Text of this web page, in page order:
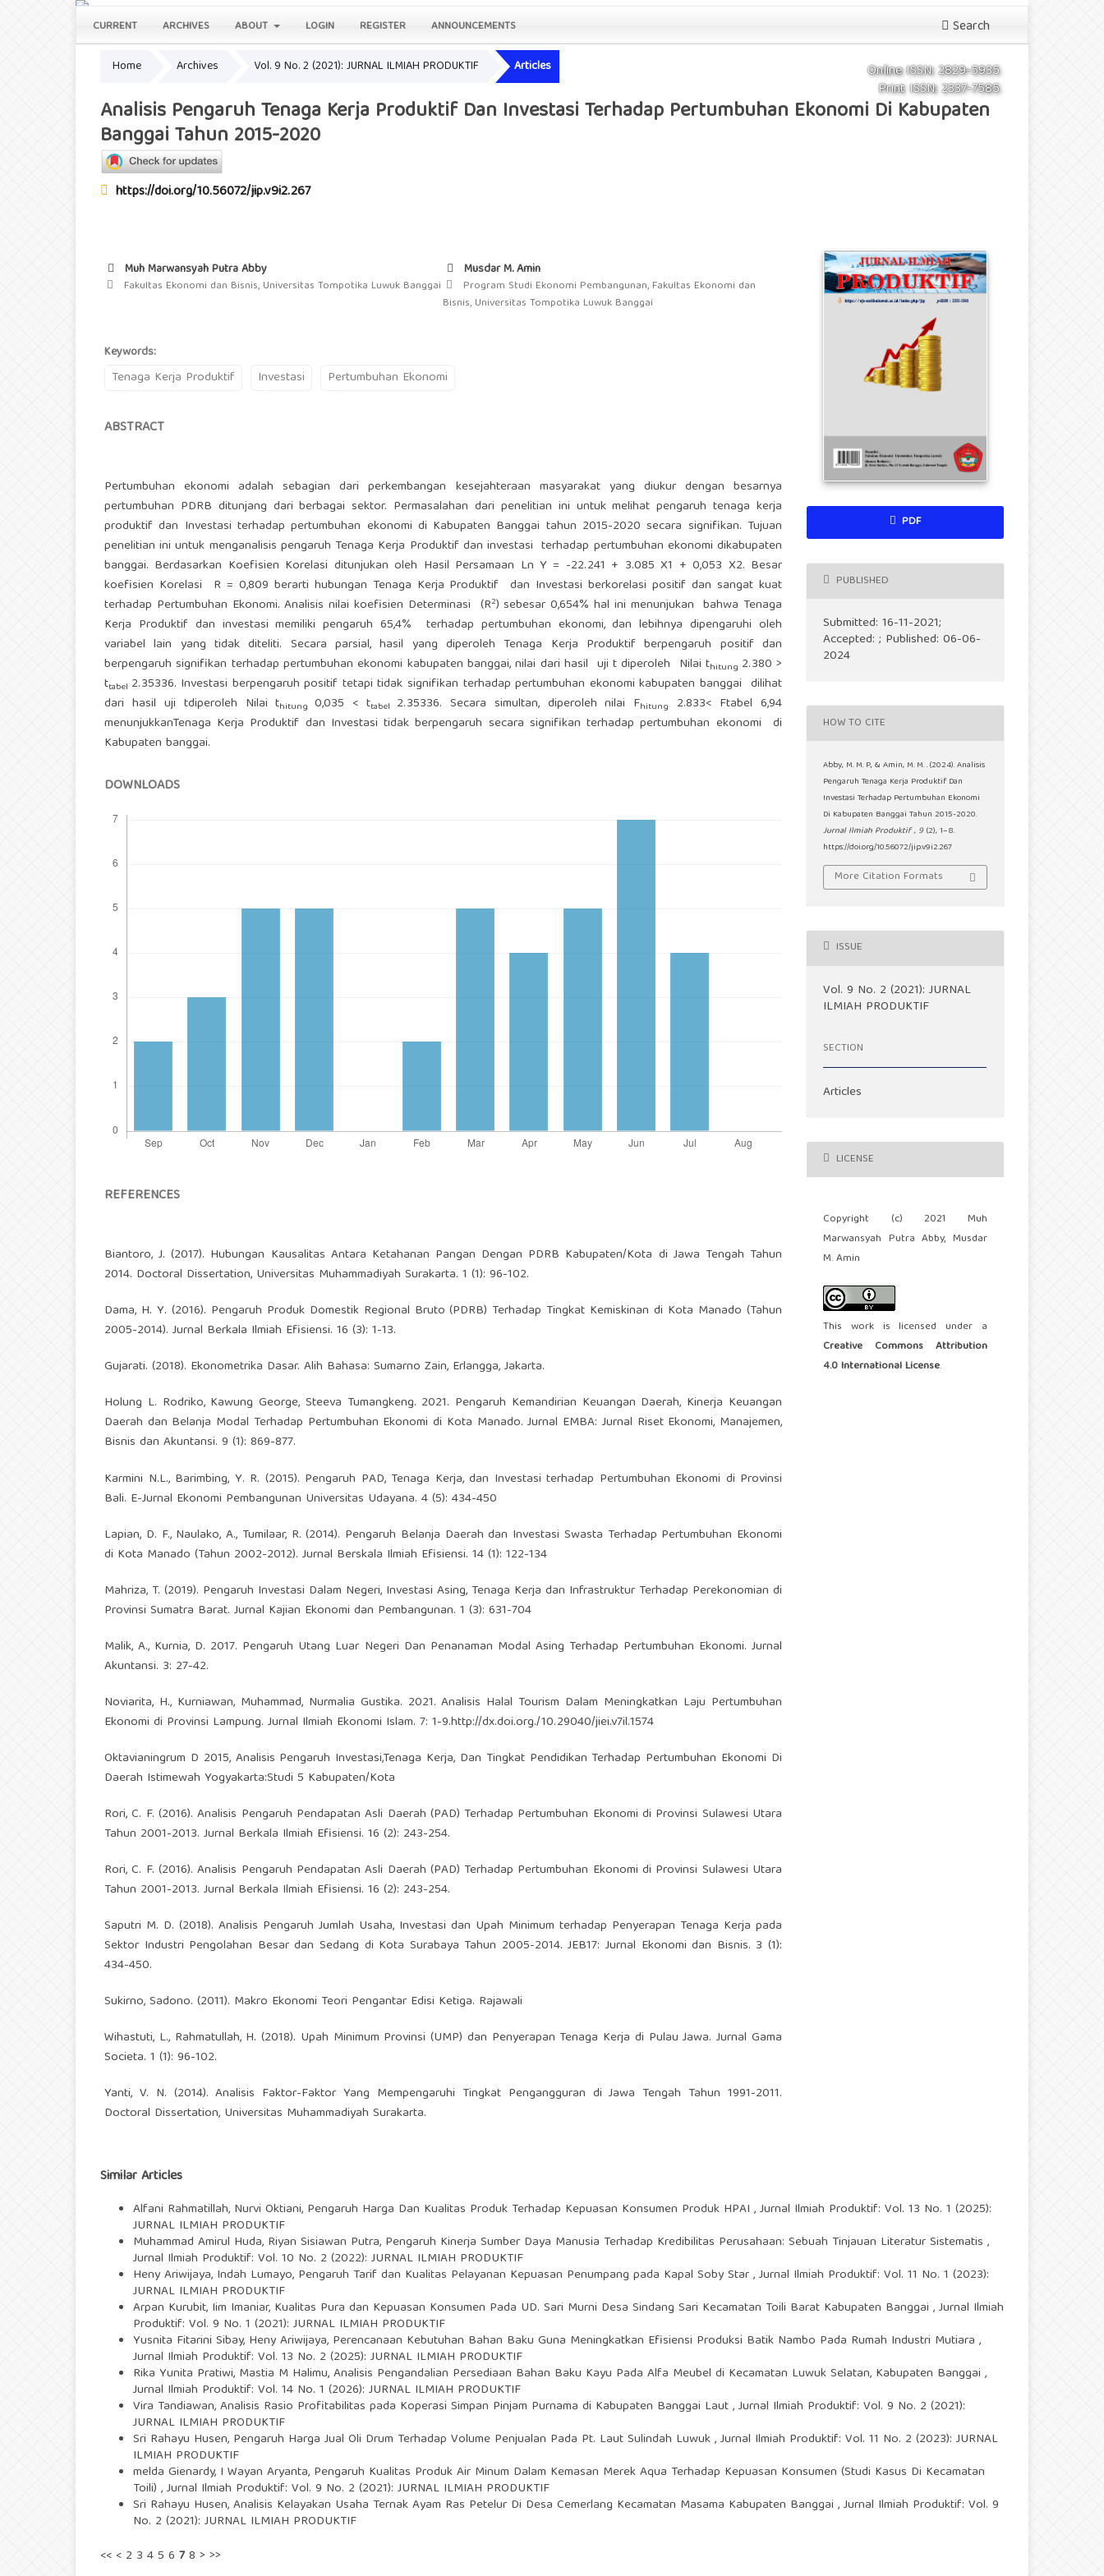
Online ISSN: 2829-5935
Print ISSN: 2337-7585
CURRENT ARCHIVES ABOUT LOGIN REGISTER ANNOUNCEMENTS Search
Home Archives Vol. 9 No. 2 (2021): JURNAL ILMIAH PRODUKTIF Articles
Analisis Pengaruh Tenaga Kerja Produktif Dan Investasi Terhadap Pertumbuhan Ekonomi Di Kabupaten
Banggai Tahun 2015-2020
https://doi.org/10.56072/jip.v9i2.267
Muh Marwansyah Putra Abby
Fakultas Ekonomi dan Bisnis, Universitas Tompotika Luwuk Banggai
Musdar M. Amin
Program Studi Ekonomi Pembangunan, Fakultas Ekonomi dan
Bisnis, Universitas Tompotika Luwuk Banggai
Keywords:
Tenaga Kerja Produktif Investasi Pertumbuhan Ekonomi
ABSTRACT
Pertumbuhan ekonomi adalah sebagian dari perkembangan kesejahteraan masyarakat yang diukur dengan besarnya
pertumbuhan PDRB ditunjang dari berbagai sektor. Permasalahan dari penelitian ini untuk melihat pengaruh tenaga kerja
produktif dan Investasi terhadap pertumbuhan ekonomi di Kabupaten Banggai tahun 2015-2020 secara signifikan. Tujuan
penelitian ini untuk menganalisis pengaruh Tenaga Kerja Produktif dan investasi terhadap pertumbuhan ekonomi dikabupaten
banggai. Berdasarkan Koefisien Korelasi ditunjukan oleh Hasil Persamaan Ln Y = -22.241 + 3.085 X1 + 0,053 X2. Besar
koefisien Korelasi R = 0,809 berarti hubungan Tenaga Kerja Produktif dan Investasi berkorelasi positif dan sangat kuat
terhadap Pertumbuhan Ekonomi. Analisis nilai koefisien Determinasi (R2) sebesar 0,654% hal ini menunjukan bahwa Tenaga
Kerja Produktif dan investasi memiliki pengaruh 65,4% terhadap pertumbuhan ekonomi, dan lebihnya dipengaruhi oleh
variabel lain yang tidak diteliti. Secara parsial, hasil yang diperoleh Tenaga Kerja Produktif berpengaruh positif dan
berpengaruh signifikan terhadap pertumbuhan ekonomi kabupaten banggai, nilai dari hasil uji t diperoleh Nilai thitung 2.380 >
ttabel 2.35336. Investasi berpengaruh positif tetapi tidak signifikan terhadap pertumbuhan ekonomi kabupaten banggai dilihat
dari hasil uji tdiperoleh Nilai thitung0,035 < ttabel 2.35336. Secara simultan, diperoleh nilai Fhitung 2.833< Ftabel 6,94
menunjukkanTenaga Kerja Produktif dan Investasi tidak berpengaruh secara signifikan terhadap pertumbuhan ekonomi di
Kabupaten banggai.
DOWNLOADS
REFERENCES
Biantoro, J. (2017). Hubungan Kausalitas Antara Ketahanan Pangan Dengan PDRB Kabupaten/Kota di Jawa Tengah Tahun
2014. Doctoral Dissertation, Universitas Muhammadiyah Surakarta. 1 (1): 96-102.
Dama, H. Y. (2016). Pengaruh Produk Domestik Regional Bruto (PDRB) Terhadap Tingkat Kemiskinan di Kota Manado (Tahun
2005-2014). Jurnal Berkala Ilmiah Efisiensi. 16 (3): 1-13.
Gujarati. (2018). Ekonometrika Dasar. Alih Bahasa: Sumarno Zain, Erlangga, Jakarta.
Holung L. Rodriko, Kawung George, Steeva Tumangkeng. 2021. Pengaruh Kemandirian Keuangan Daerah, Kinerja Keuangan
Daerah dan Belanja Modal Terhadap Pertumbuhan Ekonomi di Kota Manado. Jurnal EMBA: Jurnal Riset Ekonomi, Manajemen,
Bisnis dan Akuntansi. 9 (1): 869-877.
Karmini N.L., Barimbing, Y. R. (2015). Pengaruh PAD, Tenaga Kerja, dan Investasi terhadap Pertumbuhan Ekonomi di Provinsi
Bali. E-Jurnal Ekonomi Pembangunan Universitas Udayana. 4 (5): 434-450
Lapian, D. F., Naulako, A., Tumilaar, R. (2014). Pengaruh Belanja Daerah dan Investasi Swasta Terhadap Pertumbuhan Ekonomi
di Kota Manado (Tahun 2002-2012). Jurnal Berskala Ilmiah Efisiensi. 14 (1): 122-134
Mahriza, T. (2019). Pengaruh Investasi Dalam Negeri, Investasi Asing, Tenaga Kerja dan Infrastruktur Terhadap Perekonomian di
Provinsi Sumatra Barat. Jurnal Kajian Ekonomi dan Pembangunan. 1 (3): 631-704
Malik, A., Kurnia, D. 2017. Pengaruh Utang Luar Negeri Dan Penanaman Modal Asing Terhadap Pertumbuhan Ekonomi. Jurnal
Akuntansi. 3: 27-42.
Noviarita, H., Kurniawan, Muhammad, Nurmalia Gustika. 2021. Analisis Halal Tourism Dalam Meningkatkan Laju Pertumbuhan
Ekonomi di Provinsi Lampung. Jurnal Ilmiah Ekonomi Islam. 7: 1-9.http://dx.doi.org./10.29040/jiei.v7il.1574
Oktavianingrum D 2015, Analisis Pengaruh Investasi,Tenaga Kerja, Dan Tingkat Pendidikan Terhadap Pertumbuhan Ekonomi Di
Daerah Istimewah Yogyakarta:Studi 5 Kabupaten/Kota
Rori, C. F. (2016). Analisis Pengaruh Pendapatan Asli Daerah (PAD) Terhadap Pertumbuhan Ekonomi di Provinsi Sulawesi Utara
Tahun 2001-2013. Jurnal Berkala Ilmiah Efisiensi. 16 (2): 243-254.
Rori, C. F. (2016). Analisis Pengaruh Pendapatan Asli Daerah (PAD) Terhadap Pertumbuhan Ekonomi di Provinsi Sulawesi Utara
Tahun 2001-2013. Jurnal Berkala Ilmiah Efisiensi. 16 (2): 243-254.
Saputri M. D. (2018). Analisis Pengaruh Jumlah Usaha, Investasi dan Upah Minimum terhadap Penyerapan Tenaga Kerja pada
Sektor Industri Pengolahan Besar dan Sedang di Kota Surabaya Tahun 2005-2014. JEB17: Jurnal Ekonomi dan Bisnis. 3 (1):
434-450.
Sukirno, Sadono. (2011). Makro Ekonomi Teori Pengantar Edisi Ketiga. Rajawali
Wihastuti, L., Rahmatullah, H. (2018). Upah Minimum Provinsi (UMP) dan Penyerapan Tenaga Kerja di Pulau Jawa. Jurnal Gama
Societa. 1 (1): 96-102.
Yanti, V. N. (2014). Analisis Faktor-Faktor Yang Mempengaruhi Tingkat Pengangguran di Jawa Tengah Tahun 1991-2011.
Doctoral Dissertation, Universitas Muhammadiyah Surakarta.
PDF
PUBLISHED
Submitted: 16-11-2021;
Accepted: ; Published: 06-06-
2024
HOW TO CITE
Abby, M. M. P., & Amin, M. M. . (2024). Analisis
Pengaruh Tenaga Kerja Produktif Dan
Investasi Terhadap Pertumbuhan Ekonomi
Di Kabupaten Banggai Tahun 2015-2020.
Jurnal Ilmiah Produktif , 9 (2), 1–8.
https://doi.org/10.56072/jip.v9i2.267
More Citation Formats
ISSUE
Vol. 9 No. 2 (2021): JURNAL
ILMIAH PRODUKTIF
SECTION
Articles
LICENSE
Copyright (c) 2021 Muh
Marwansyah Putra Abby, Musdar
M. Amin
This work is licensed under a
Creative Commons Attribution
4.0 International License.
Similar Articles
Alfani Rahmatillah, Nurvi Oktiani, Pengaruh Harga Dan Kualitas Produk Terhadap Kepuasan Konsumen Produk HPAI ,Jurnal Ilmiah Produktif: Vol. 13 No. 1 (2025):
JURNAL ILMIAH PRODUKTIF
Muhammad Amirul Huda, Riyan Sisiawan Putra, Pengaruh Kinerja Sumber Daya Manusia Terhadap Kredibilitas Perusahaan: Sebuah Tinjauan Literatur Sistematis ,
Jurnal Ilmiah Produktif: Vol. 10 No. 2 (2022): JURNAL ILMIAH PRODUKTIF
Heny Ariwijaya, Indah Lumayo, Pengaruh Tarif dan Kualitas Pelayanan Kepuasan Penumpang pada Kapal Soby Star,Jurnal Ilmiah Produktif: Vol. 11 No. 1 (2023):
JURNAL ILMIAH PRODUKTIF
Arpan Kurubit, Iim Imaniar, Kualitas Pura dan Kepuasan Konsumen Pada UD. Sari Murni Desa Sindang Sari Kecamatan Toili Barat Kabupaten Banggai ,Jurnal Ilmiah
Produktif: Vol. 9 No. 1 (2021): JURNAL ILMIAH PRODUKTIF
Yusnita Fitarini Sibay, Heny Ariwijaya, Perencanaan Kebutuhan Bahan Baku Guna Meningkatkan Efisiensi Produksi Batik Nambo Pada Rumah Industri Mutiara ,
Jurnal Ilmiah Produktif: Vol. 13 No. 2 (2025): JURNAL ILMIAH PRODUKTIF
Rika Yunita Pratiwi, Mastia M Halimu,Analisis Pengandalian Persediaan Bahan Baku Kayu Pada Alfa Meubel di Kecamatan Luwuk Selatan, Kabupaten Banggai ,
Jurnal Ilmiah Produktif: Vol. 14 No. 1 (2026): JURNAL ILMIAH PRODUKTIF
Vira Tandiawan,Analisis Rasio Profitabilitas pada Koperasi Simpan Pinjam Purnama di Kabupaten Banggai Laut,Jurnal Ilmiah Produktif: Vol. 9 No. 2 (2021):
JURNAL ILMIAH PRODUKTIF
Sri Rahayu Husen, Pengaruh Harga Jual Oli Drum Terhadap Volume Penjualan Pada Pt. Laut Sulindah Luwuk,Jurnal Ilmiah Produktif: Vol. 11 No. 2 (2023): JURNAL
ILMIAH PRODUKTIF
melda Gienardy, I Wayan Aryanta, Pengaruh Kualitas Produk Air Minum Dalam Kemasan Merek Aqua Terhadap Kepuasan Konsumen (Studi Kasus Di Kecamatan
Toili) ,Jurnal Ilmiah Produktif: Vol. 9 No. 2 (2021): JURNAL ILMIAH PRODUKTIF
Sri Rahayu Husen,Analisis Kelayakan Usaha Ternak Ayam Ras Petelur Di Desa Cemerlang Kecamatan Masama Kabupaten Banggai ,Jurnal Ilmiah Produktif: Vol. 9
No. 2 (2021): JURNAL ILMIAH PRODUKTIF
<< < 2 3 45 6 78 > >>